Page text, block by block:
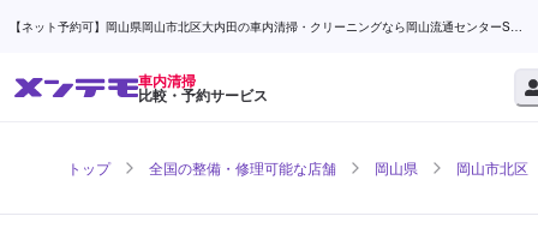
【ネット予約可】岡山県岡山市北区大内田の車内清掃・クリーニングなら岡山流通センターSS /
車内清掃
比較・予約サービス
トップ 全国の整備・修理可能な店舗 岡山県 岡山市北区